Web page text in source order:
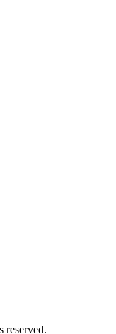
reserved.